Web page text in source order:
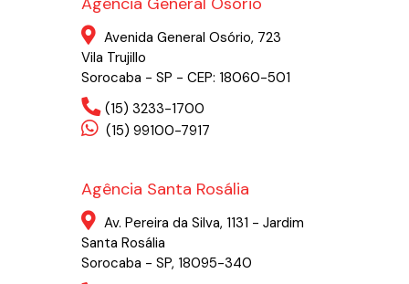
Avenida General Osório, 723
Vila Trujillo
Sorocaba - SP - CEP: 18060-501
(15) 3233-1700
(15) 99100-7917
Agência Santa Rosália
Av. Pereira da Silva, 1131 - Jardim
Santa Rosália
Sorocaba - SP, 18095-340